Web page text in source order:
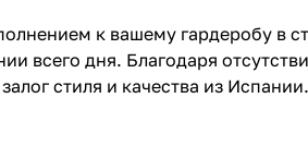
к вашему гардеробу в
всего дня. Благодаря
стиля и качества из Испании.